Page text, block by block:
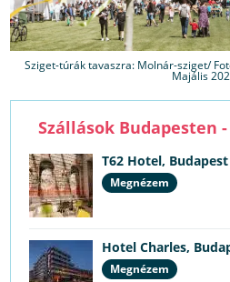
Sziget-túrák tavaszra: Molnár-sziget/
Majális
Szállások Budapesten
T62 Hotel, Budapest
Megnézem
Hotel Charles,
Megnézem